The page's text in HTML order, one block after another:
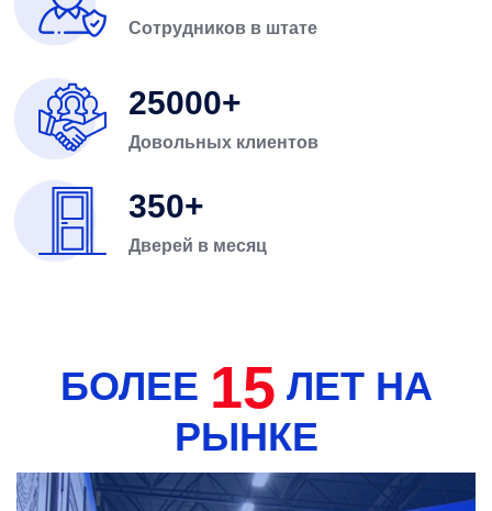
Сотрудников в штате
25000
Довольных клиентов
350
Дверей в месяц
БОЛЕЕ 15 ЛЕТ НА
РЫНКЕ